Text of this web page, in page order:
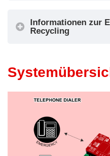
Informationen zur
Recycling